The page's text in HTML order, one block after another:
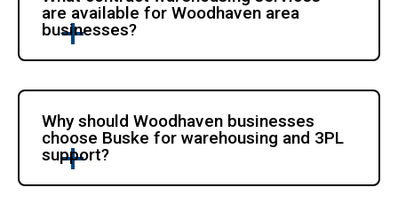
are available for Woodhaven area
businesses?
Why should Woodhaven businesses
choose Buske for warehousing and 3PL
support?